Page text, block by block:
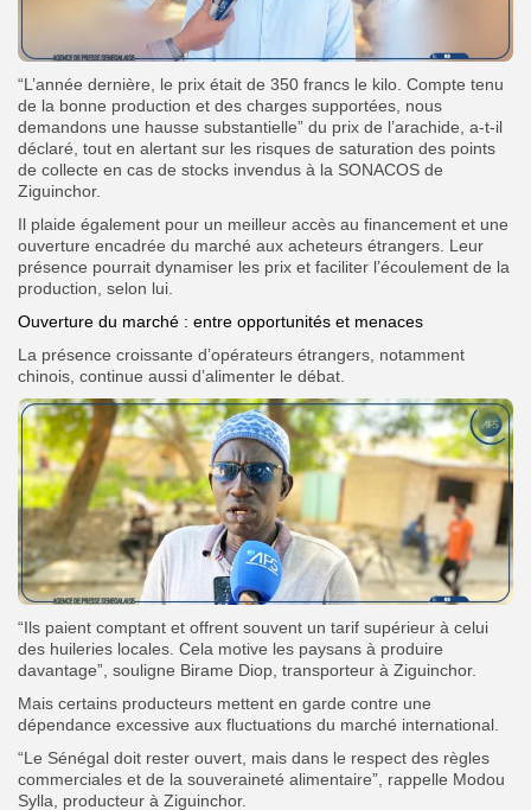
“L’année dernière, le prix était de 350 francs le kilo. Compte tenu
de la bonne production et des charges supportées, nous
demandons une hausse substantielle” du prix de l’arachide, a-t-il
déclaré, tout en alertant sur les risques de saturation des points
de collecte en cas de stocks invendus à la SONACOS de
Ziguinchor.
Il plaide également pour un meilleur accès au financement et une
ouverture encadrée du marché aux acheteurs étrangers. Leur
présence pourrait dynamiser les prix et faciliter l’écoulement de la
production, selon lui.
Ouverture du marché : entre opportunités et menaces
La présence croissante d’opérateurs étrangers, notamment
chinois, continue aussi d’alimenter le débat.
“Ils paient comptant et offrent souvent un tarif supérieur à celui
des huileries locales. Cela motive les paysans à produire
davantage”, souligne Birame Diop, transporteur à Ziguinchor.
Mais certains producteurs mettent en garde contre une
dépendance excessive aux fluctuations du marché international.
“Le Sénégal doit rester ouvert, mais dans le respect des règles
commerciales et de la souveraineté alimentaire”, rappelle Modou
Sylla, producteur à Ziguinchor.